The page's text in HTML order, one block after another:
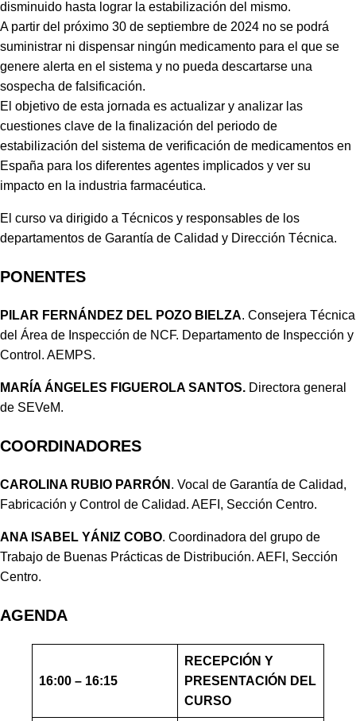
disminuido hasta lograr la estabilización del mismo.
A partir del próximo 30 de septiembre de 2024 no se podrá
suministrar ni dispensar ningún medicamento para el que se
genere alerta en el sistema y no pueda descartarse una
sospecha de falsificación.
El objetivo de esta jornada es actualizar y analizar las
cuestiones clave de la finalización del periodo de
estabilización del sistema de verificación de medicamentos en
España para los diferentes agentes implicados y ver su
impacto en la industria farmacéutica.
El curso va dirigido a Técnicos y responsables de los
departamentos de Garantía de Calidad y Dirección Técnica.
PONENTES
PILAR FERNÁNDEZ DEL POZO BIELZA. Consejera Técnica
del Área de Inspección de NCF. Departamento de Inspección y
Control. AEMPS.
MARÍA ÁNGELES FIGUEROLA SANTOS. Directora general
de SEVeM.
COORDINADORES
CAROLINA RUBIO PARRÓN . Vocal de Garantía de Calidad,
Fabricación y Control de Calidad. AEFI, Sección Centro.
ANA ISABEL YÁNIZ COBO. Coordinadora del grupo de
Trabajo de Buenas Prácticas de Distribución. AEFI, Sección
Centro.
AGENDA
16:00 – 16:15
RECEPCIÓN Y
PRESENTACIÓN DEL
CURSO